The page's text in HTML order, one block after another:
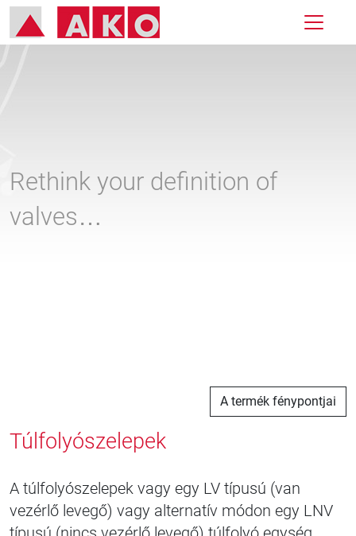
Rethink your definition of
valves…
A termék fénypontjai
Túlfolyószelepek
A túlfolyószelepek vagy egy LV típusú (van
vezérlő levegő) vagy alternatív módon egy LNV